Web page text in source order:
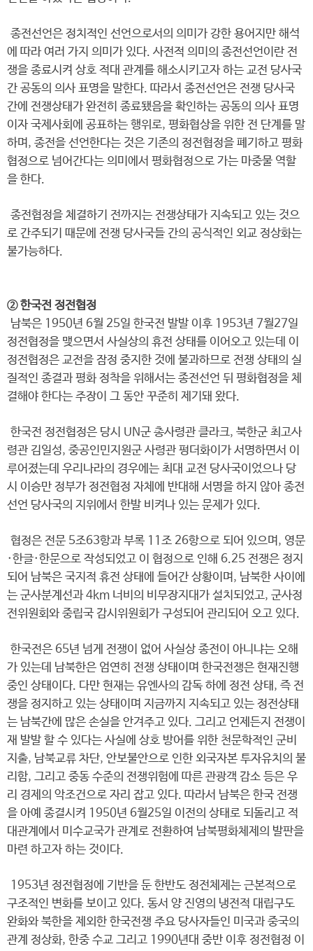
종전선언은 정치적인 선언으로서의 의미가 강한 용어지만 해석
에 따라 여러 가지 의미가 있다. 사전적 의미의 종전선언이란 전
쟁을 종료시켜 상호 적대 관계를 해소시키고자 하는 교전 당사국
간 공동의 의사 표명을 말한다. 따라서 종전선언은 전쟁 당사국
간에 전쟁상태가 완전히 종료됐음을 확인하는 공동의 의사 표명
이자 국제사회에 공표하는 행위로, 평화협상을 위한 전 단계를 말
하며, 종전을 선언한다는 것은 기존의 정전협정을 폐기하고 평화
협정으로 넘어간다는 의미에서 평화협정으로 가는 마중물 역할
을 한다.
종전협정을 체결하기 전까지는 전쟁상태가 지속되고 있는 것으
로 간주되기 때문에 전쟁 당사국들 간의 공식적인 외교 정상화는
불가능하다.
② 한국전 정전협정
남북은 1950년 6월 25일 한국전 발발 이후 1953년 7월27일
정전협정을 맺으면서 사실상의 휴전 상태를 이어오고 있는데 이
정전협정은 교전을 잠정 중지한 것에 불과하므로 전쟁 상태의 실
질적인 종결과 평화 정착을 위해서는 종전선언 뒤 평화협정을 체
결해야 한다는 주장이 그 동안 꾸준히 제기돼 왔다.
한국전 정전협정은 당시 UN군 총사령관 클라크, 북한군 최고사
령관 김일성, 중공인민지원군 사령관 펑더화이가 서명하면서 이
루어졌는데 우리나라의 경우에는 최대 교전 당사국이었으나 당
시 이승만 정부가 정전협정 자체에 반대해 서명을 하지 않아 종전
선언 당사국의 지위에서 한발 비켜나 있는 문제가 있다.
협정은 전문 5조63항과 부록 11조 26항으로 되어 있으며, 영문
·한글·한문으로 작성되었고 이 협정으로 인해 6.25 전쟁은 정지
되어 남북은 국지적 휴전 상태에 들어간 상황이며, 남북한 사이에
는 군사분계선과 4km 너비의 비무장지대가 설치되었고, 군사정
전위원회와 중립국 감시위원회가 구성되어 관리되어 오고 있다.
한국전은 65년 넘게 전쟁이 없어 사실상 종전이 아니냐는 오해
가 있는데 남북한은 엄연히 전쟁 상태이며 한국전쟁은 현재진행
중인 상태이다. 다만 현재는 유엔사의 감독 하에 정전 상태, 즉 전
쟁을 정지하고 있는 상태이며 지금까지 지속되고 있는 정전상태
는 남북간에 많은 손실을 안겨주고 있다. 그리고 언제든지 전쟁이
재 발발 할 수 있다는 사실에 상호 방어를 위한 천문학적인 군비
지출, 남북교류 차단, 안보불안으로 인한 외국자본 투자유치의 불
리함, 그리고 중동 수준의 전쟁위험에 따른 관광객 감소 등은 우
리 경제의 악조건으로 자리 잡고 있다. 따라서 남북은 한국 전쟁
을 아예 종결시켜 1950년 6월25일 이전의 상태로 되돌리고 적
대관계에서 미수교국가 관계로 전환하여 남북평화체제의 발판을
마련 하고자 하는 것이다.
1953년 정전협정에 기반을 둔 한반도 정전체제는 근본적으로
구조적인 변화를 보이고 있다. 동서 양 진영의 냉전적 대립구도
완화와 북한을 제외한 한국전쟁 주요 당사자들인 미국과 중국의
관계 정상화, 한중 수교 그리고 1990년대 중반 이후 정전협정 이